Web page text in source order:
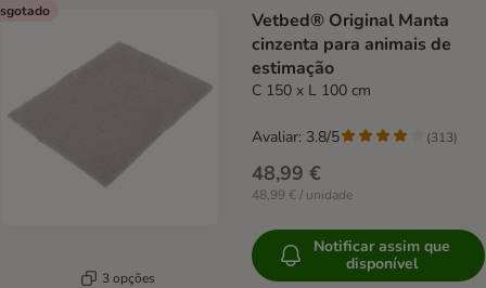
3 opções
Vetbed® Original Manta
cinzenta para animais de
estimação
C 150 x L 100 cm
48,99 €
48,99 € / unidade
Avaliar: 3.8/5 (313)
Notificar assim que
disponível